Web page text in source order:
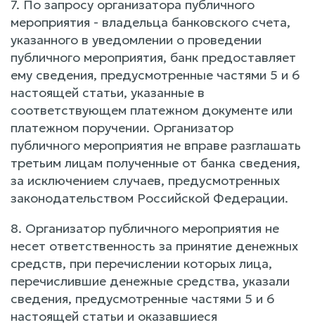
7. По запросу организатора публичного
мероприятия - владельца банковского счета,
указанного в уведомлении о проведении
публичного мероприятия, банк предоставляет
ему сведения, предусмотренные частями 5 и 6
настоящей статьи, указанные в
соответствующем платежном документе или
платежном поручении. Организатор
публичного мероприятия не вправе разглашать
третьим лицам полученные от банка сведения,
за исключением случаев, предусмотренных
законодательством Российской Федерации.
8. Организатор публичного мероприятия не
несет ответственность за принятие денежных
средств, при перечислении которых лица,
перечислившие денежные средства, указали
сведения, предусмотренные частями 5 и 6
настоящей статьи и оказавшиеся